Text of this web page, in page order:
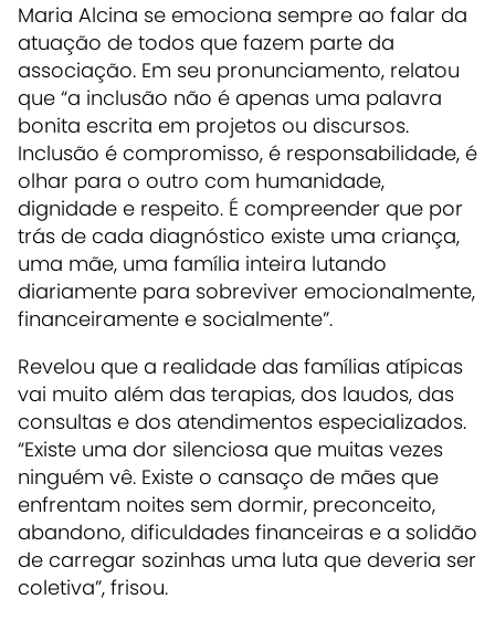
Maria Alcina se emociona sempre ao falar da
atuação de todos que fazem parte da
associação. Em seu pronunciamento, relatou
que “a inclusão não é apenas uma palavra
bonita escrita em projetos ou discursos.
Inclusão é compromisso, é responsabilidade, é
olhar para o outro com humanidade,
dignidade e respeito. É compreender que por
trás de cada diagnóstico existe uma criança,
uma mãe, uma família inteira lutando
diariamente para sobreviver emocionalmente,
financeiramente e socialmente”.
Revelou que a realidade das famílias atípicas
vai muito além das terapias, dos laudos, das
consultas e dos atendimentos especializados.
“Existe uma dor silenciosa que muitas vezes
ninguém vê. Existe o cansaço de mães que
enfrentam noites sem dormir, preconceito,
abandono, dificuldades financeiras e a solidão
de carregar sozinhas uma luta que deveria ser
coletiva”, frisou.